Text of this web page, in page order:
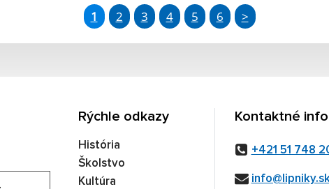
1 2 3 4 5 6 >
vašej správy...
Rýchle odkazy
História
Školstvo
Kultúra
Kontaktné
+421 51 748